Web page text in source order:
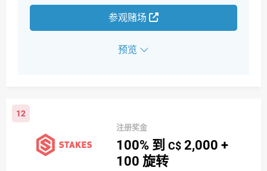
参观赌场
预览
12
注册奖金
100% 到 C$ 2,000 +
100 旋转